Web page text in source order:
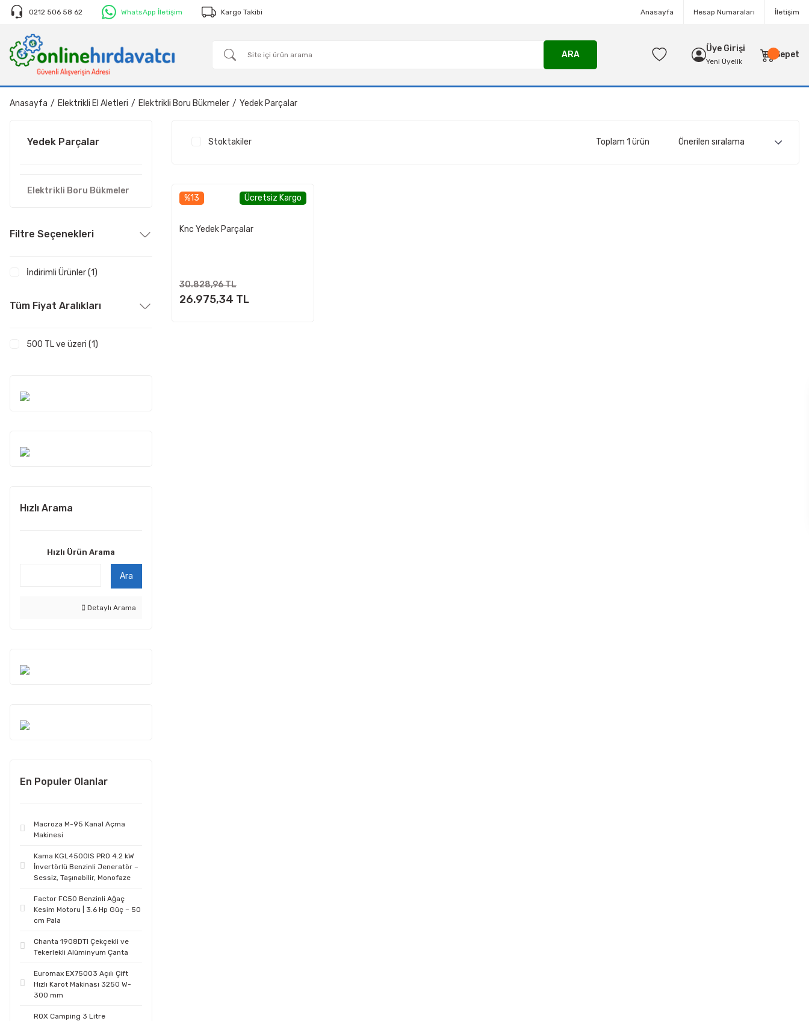
0212 506 58 62 WhatsApp İletişim Kargo Takibi Anasayfa Hesap Numaraları İletişim
ARA
Üye Girişi
Yeni Üyelik
Sepet
Anasayfa Elektrikli El Aletleri Elektrikli Boru Bükmeler Yedek Parçalar
Yedek Parçalar
Elektrikli Boru Bükmeler
Filtre Seçenekleri
İndirimli Ürünler (1)
Tüm Fiyat Aralıkları
500 TL ve üzeri (1)
Hızlı Arama
Hızlı Ürün Arama
Ara
Detaylı Arama
En Populer Olanlar
Macroza M-95 Kanal Açma
Makinesi
Kama KGL4500IS PRO 4.2 kW
İnvertörlü Benzinli Jeneratör –
Sessiz, Taşınabilir, Monofaze
Factor FC50 Benzinli Ağaç
Kesim Motoru | 3.6 Hp Güç – 50
cm Pala
Chanta 1908DTI Çekçekli ve
Tekerlekli Alüminyum Çanta
Euromax EX75003 Açılı Çift
Hızlı Karot Makinası 3250 W-
300 mm
ROX Camping 3 Litre
Stoktakiler Toplam 1 ürün
%13 Ücretsiz Kargo
Knc Yedek Parçalar
30.828,96 TL
26.975,34 TL